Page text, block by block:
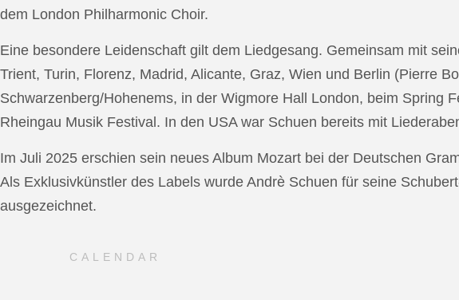
dem London Philharmonic Choir.
Eine besondere Leidenschaft gilt dem Liedgesang. Gemeinsam mit
Trient, Turin, Florenz, Madrid, Alicante, Graz, Wien und Berlin (Pierre
Schwarzenberg/Hohenems, in der Wigmore Hall London, beim Spring
Rheingau Musik Festival. In den USA war Schuen bereits mit
Im Juli 2025 erschien sein neues Album Mozart bei der Deutschen
Als Exklusivkünstler des Labels wurde Andrè Schuen für seine
ausgezeichnet.
CALENDAR